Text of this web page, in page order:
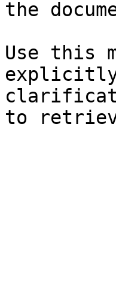
the
Use this
explicitly